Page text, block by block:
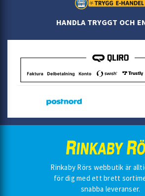
HANDLA TRYGGT OCH
Rinkaby Rörs webbutik är
för dig med ett brett
snabba leveranser.